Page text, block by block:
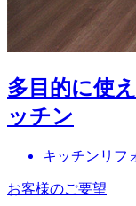
多目的に使
ッチン
キッチンリフ
お客様のご要望